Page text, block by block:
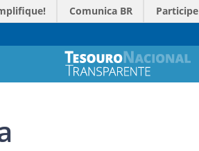
Comunica BR Participe